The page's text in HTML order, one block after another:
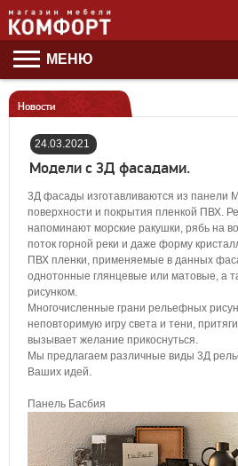
МЕНЮ
Новости
24.03.2021
17:58:00
Модели с 3Д фасадами.
3Д фасады изготавливаются из панели
поверхности и покрытия пленкой ПВХ.
напоминают морские ракушки, рябь на
поток горной реки и даже форму
ПВХ пленки, применяемые в данных
однотонные глянцевые или матовые, а
рисунком.
Многочисленные грани рельефных
неповторимую игру света и тени,
вызывает желание прикоснуться.
Мы предлагаем различные виды 3Д
Ваших идей.
Панель Басбия